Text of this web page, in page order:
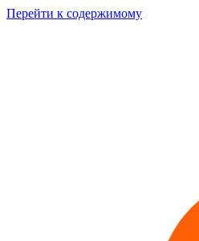
Перейти к содержимому